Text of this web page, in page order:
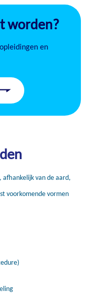
worden?
en
, afhankelijk van de aard,
voorkomende vormen